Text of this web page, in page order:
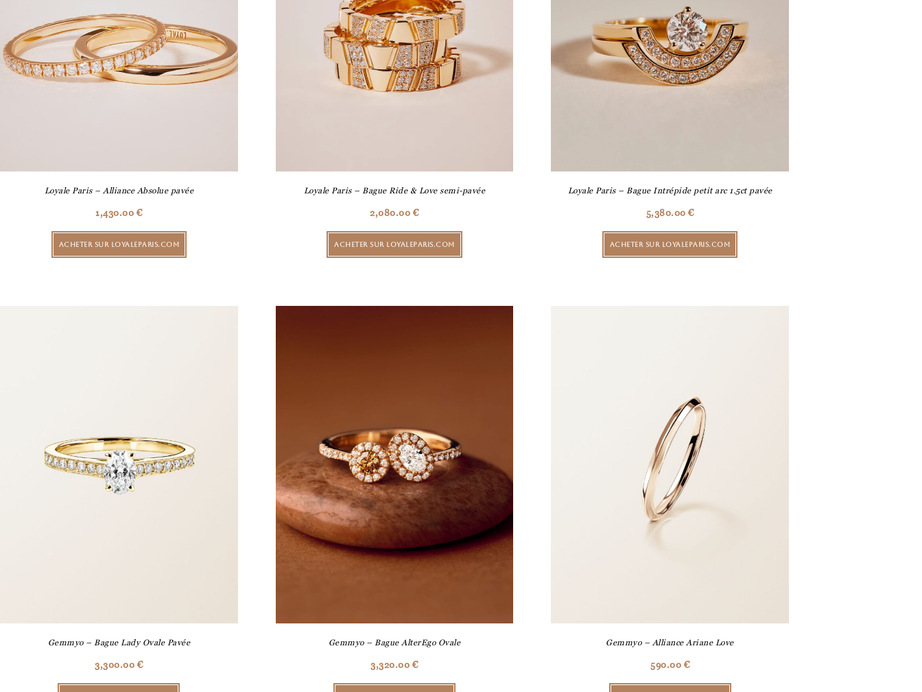
Loyale Paris – Alliance Absolue pavée
1,430.00 €
ACHETER SUR LOYALEPARIS.COM
Loyale Paris – Bague Ride & Love semi-pavée
2,080.00 €
ACHETER SUR LOYALEPARIS.COM
Loyale Paris – Bague Intrépide petit arc 1.5ct pavée
5,380.00€
ACHETER SUR LOYALEPARIS.COM
Gemmyo – Bague Lady Ovale Pavée
3,300.00 €
Gemmyo – Bague AlterEgo Ovale
3,320.00 €
Gemmyo – Alliance Ariane Love
590.00 €